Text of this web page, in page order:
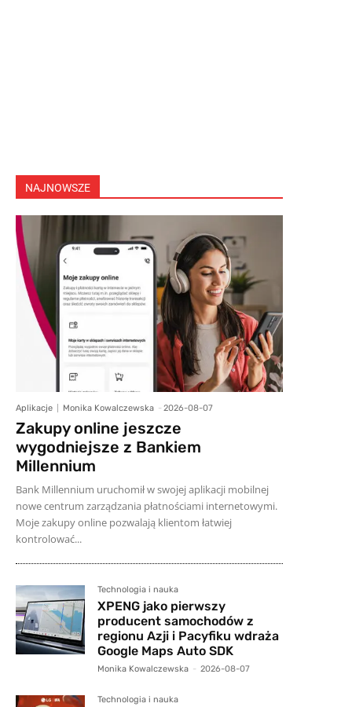
NAJNOWSZE
Aplikacje Monika Kowalczewska - 2026-08-07
Zakupy online jeszcze
wygodniejsze z Bankiem
Millennium
Bank Millennium uruchomił w swojej aplikacji mobilnej
nowe centrum zarządzania płatnościami internetowymi.
Moje zakupy online pozwalają klientom łatwiej
kontrolować...
Technologia i nauka
XPENG jako pierwszy
producent samochodów z
regionu Azji i Pacyfiku wdraża
Google Maps Auto SDK
Monika Kowalczewska - 2026-08-07
Technologia i nauka